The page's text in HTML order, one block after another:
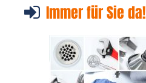
Immer für Sie da!